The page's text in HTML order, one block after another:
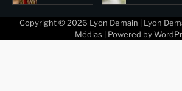
Copyright © 2026 Lyon Demain | Lyon
Médias | Powered by